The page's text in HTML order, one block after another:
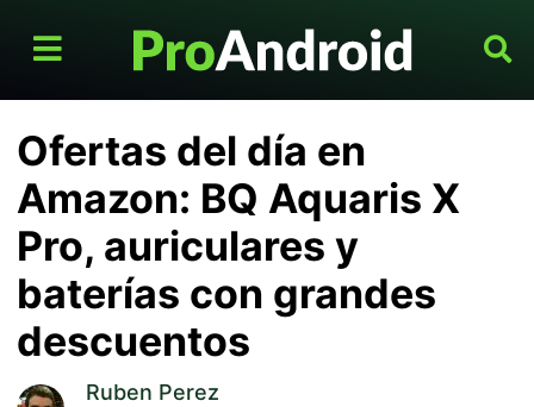
Ofertas del día en
Amazon: BQ Aquaris X
Pro, auriculares y
baterías con grandes
descuentos
Ruben Perez